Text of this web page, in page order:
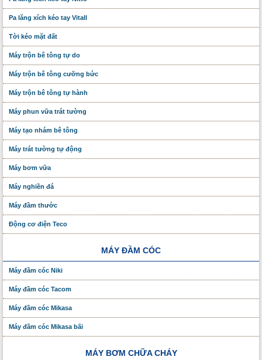
Pa lăng xích kéo tay Vitall
Tời kéo mặt đất
Máy trộn bê tông tự do
Máy trộn bê tông cưỡng bức
Máy trộn bê tông tự hành
Máy phun vữa trát tường
Máy tạo nhám bê tông
Máy trát tường tự động
Máy bơm vữa
Máy nghiền đá
Máy đầm thước
Động cơ điện Teco
MÁY ĐẦM CÓC
Máy đầm cóc Niki
Máy đầm cóc Tacom
Máy đầm cóc Mikasa
Máy đầm cóc Mikasa bãi
MÁY BƠM CHỮA CHÁY